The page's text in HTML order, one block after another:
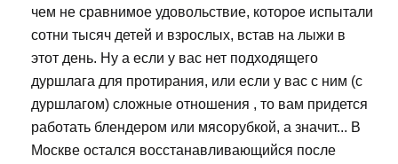
чем не сравнимое удовольствие, которое испытали
сотни тысяч детей и взрослых, встав на лыжи в
этот день. Ну а если у вас нет подходящего
дуршлага для протирания, или если у вас с ним (с
дуршлагом) сложные отношения , то вам придется
работать блендером или мясорубкой, а значит... В
Москве остался восстанавливающийся после